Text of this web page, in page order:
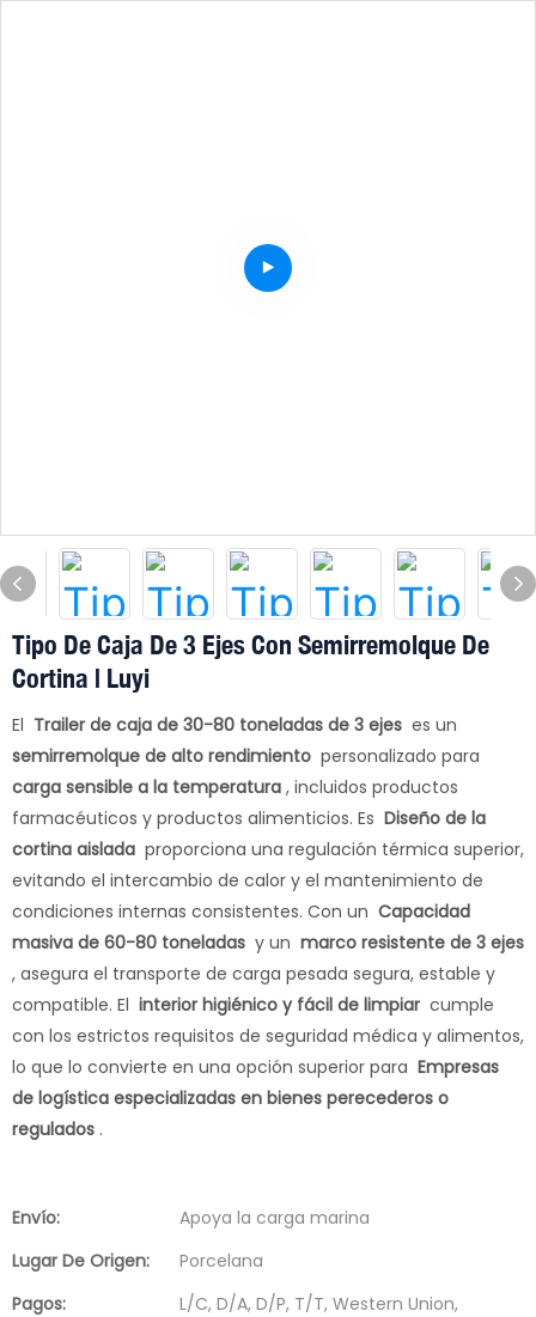
Tipo De Caja De 3 Ejes Con Semirremolque De
Cortina | Luyi
El Trailer de caja de 30-80 toneladas de 3 ejes es un
semirremolque de alto rendimiento personalizado para
carga sensible a la temperatura , incluidos productos
farmacéuticos y productos alimenticios. Es Diseño de la
cortina aislada proporciona una regulación térmica superior,
evitando el intercambio de calor y el mantenimiento de
condiciones internas consistentes. Con un Capacidad
masiva de 60-80 toneladas y un marco resistente de 3 ejes
, asegura el transporte de carga pesada segura, estable y
compatible. El interior higiénico y fácil de limpiar cumple
con los estrictos requisitos de seguridad médica y alimentos,
lo que lo convierte en una opción superior para Empresas
de logística especializadas en bienes perecederos o
regulados .
Envío:
Apoya la carga marina
Lugar De Origen:
Porcelana
Pagos:
L/C, D/A, D/P, T/T, Western Union,